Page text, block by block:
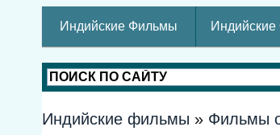
Индийские Фильмы
Индийские фильмы » Фильмы